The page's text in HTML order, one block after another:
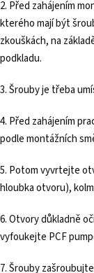
2. Před zahájením
kterého mají být
zkouškách, na
podkladu.
3. Šrouby je třeba
4. Před zahájením
podle montážních
5. Potom vyvrtejte
hloubka otvoru),
6. Otvory důkladně
vyfoukejte PCF
7. Šrouby